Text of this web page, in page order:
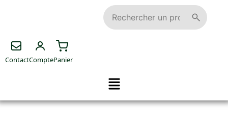
ContactComptePanier